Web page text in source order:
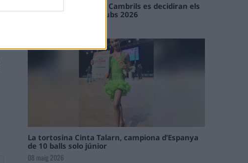
En les tirades de Flix i Cambrils es decidiran els
campions de l’Interclubs 2026
La tortosina Cinta Talarn, campiona d’Espanya
de 10 balls solo júnior
08 maig 2026